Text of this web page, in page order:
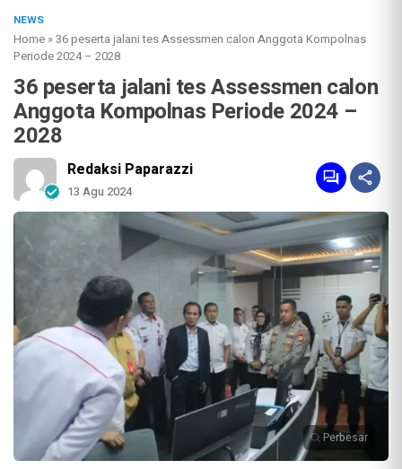
NEWS
Home »36 peserta jalani tes Assessmen calon Anggota Kompolnas
Periode 2024 – 2028
36 peserta jalani tes Assessmen calon
Anggota Kompolnas Periode 2024 –
2028
Redaksi Paparazzi
13 Agu 2024
Perbesar